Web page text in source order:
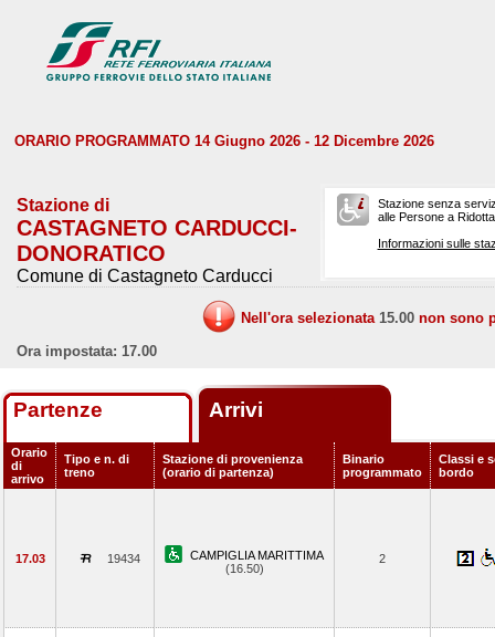
ORARIO PROGRAMMATO 14 Giugno 2026 - 12 Dicembre 2026
Stazione di
CASTAGNETO CARDUCCI-
DONORATICO
Comune di Castagneto Carducci
Stazione senza
alle Persone a
Informazioni sulle
Nell'ora selezionata 15.00 non sono
Ora impostata: 17.00
Partenze Arrivi
Orario
di
arrivo
Tipo e n. di
treno
Stazione di provenienza
(orario di partenza)
Binario
programmato
Classi e
bordo
17.03 19434
CAMPIGLIA MARITTIMA
(16.50)
2